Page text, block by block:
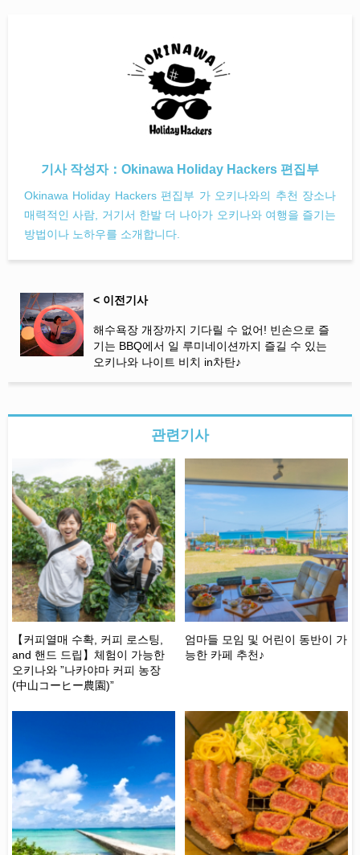
기사 작성자： Okinawa Holiday Hackers 편집부
Okinawa Holiday Hackers 편집부 가 오키나와의 추천 장소나
매력적인 사람, 거기서 한발 더 나아가 오키나와 여행을 즐기는
방법이나 노하우를 소개합니다.
< 이전기사
해수욕장 개장까지 기다릴 수 없어! 빈손으로 즐
기는 BBQ에서 일 루미네이션까지 즐길 수 있는
오키나와 나이트 비치 in차탄♪
관련기사
【커피열매 수확, 커피 로스팅,
and 핸드 드립】체험이 가능한
오키나와 ”나카야마 커피 농장
(中山コーヒー農園)”
엄마들 모임 및 어린이 동반이 가
능한 카페 추천♪